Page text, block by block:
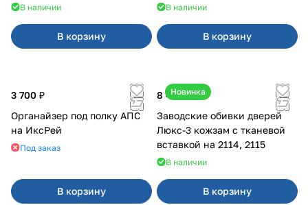
В наличии
В корзину
В наличии
В корзину
3 700 ₽
Органайзер под полку АПС
на ИксРей
Под заказ
В корзину
Новинка
8 450 ₽
Заводские обивки дверей
Люкс-3 кожзам с тканевой
вставкой на 2114, 2115
В наличии
В корзину